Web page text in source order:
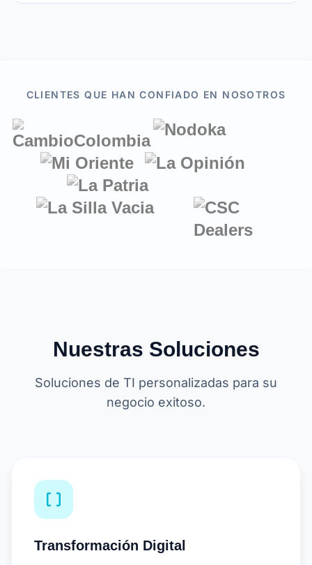
CLIENTES QUE HAN CONFIADO EN NOSOTROS
Nuestras Soluciones
Soluciones de TI personalizadas para su
negocio exitoso.
data_array
Transformación Digital